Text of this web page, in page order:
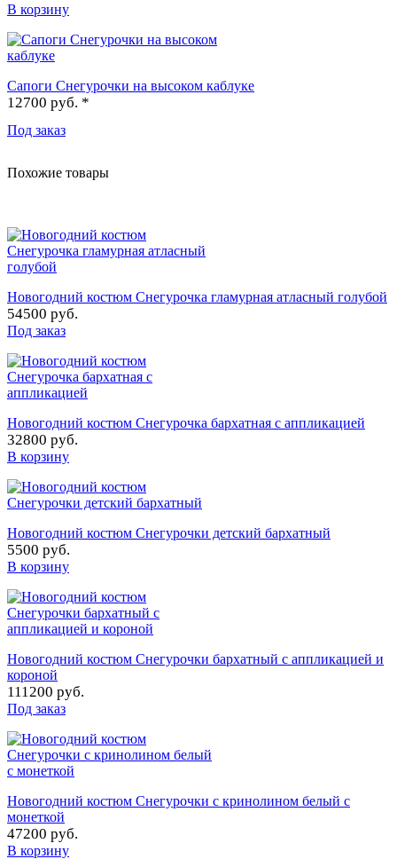
В корзину
Сапоги Снегурочки на высоком каблуке
12700 руб. *
Под заказ
Похожие товары
Новогодний костюм Снегурочка гламурная атласный голубой
54500 руб.
Под заказ
Новогодний костюм Снегурочка бархатная с аппликацией
32800 руб.
В корзину
Новогодний костюм Снегурочки детский бархатный
5500 руб.
В корзину
Новогодний костюм Снегурочки бархатный с аппликацией и
короной
111200 руб.
Под заказ
Новогодний костюм Снегурочки с кринолином белый с
монеткой
47200 руб.
В корзину